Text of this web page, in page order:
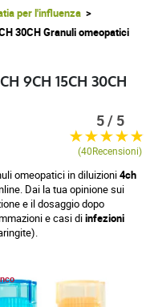
per l'influenza
30CH Granuli omeopatici
9CH 15CH 30CH
omeopatici in diluizioni4ch
Dai la tua opinione sui
e il dosaggio dopo
e casi diinfezioni
5 / 5
(40Recensioni)